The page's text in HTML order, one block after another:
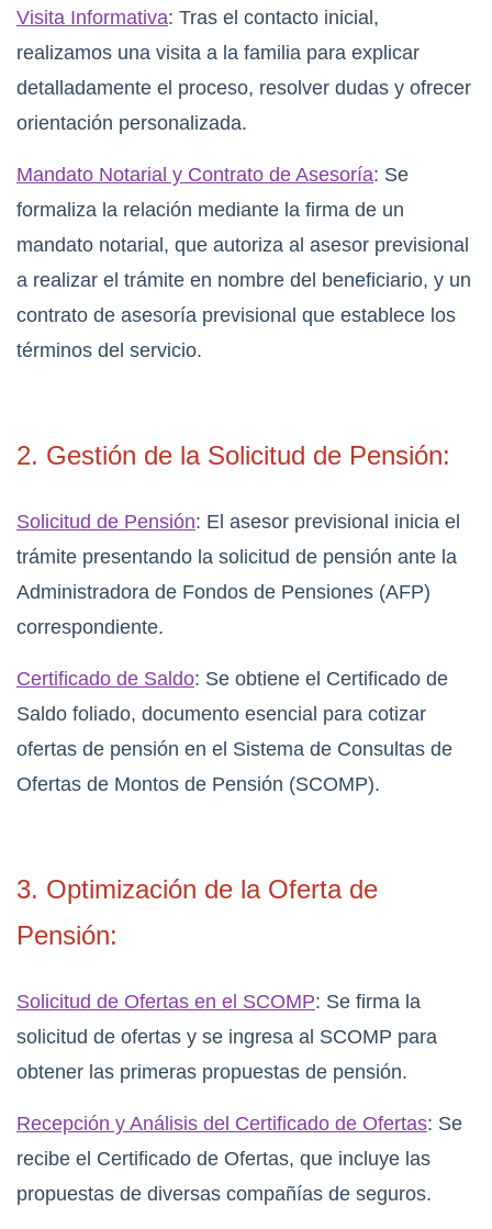
Visita Informativa: Tras el contacto inicial,
realizamos una visita a la familia para explicar
detalladamente el proceso, resolver dudas y ofrecer
orientación personalizada.
Mandato Notarial y Contrato de Asesoría: Se
formaliza la relación mediante la firma de un
mandato notarial, que autoriza al asesor previsional
a realizar el trámite en nombre del beneficiario, y un
contrato de asesoría previsional que establece los
términos del servicio.
2. Gestión de la Solicitud de Pensión:
Solicitud de Pensión: El asesor previsional inicia el
trámite presentando la solicitud de pensión ante la
Administradora de Fondos de Pensiones (AFP)
correspondiente.
Certificado de Saldo: Se obtiene el Certificado de
Saldo foliado, documento esencial para cotizar
ofertas de pensión en el Sistema de Consultas de
Ofertas de Montos de Pensión (SCOMP).
3. Optimización de la Oferta de
Pensión:
Solicitud de Ofertas en el SCOMP: Se firma la
solicitud de ofertas y se ingresa al SCOMP para
obtener las primeras propuestas de pensión.
Recepción y Análisis del Certificado de Ofertas: Se
recibe el Certificado de Ofertas, que incluye las
propuestas de diversas compañías de seguros.